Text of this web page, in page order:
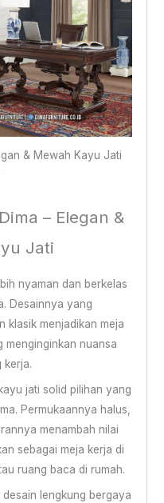
& Mewah Kayu Jati
– Elegan &
Jati
nyaman dan berkelas
Desainnya yang
klasik menjadikan meja
menginginkan nuansa
kerja.
jati solid pilihan yang
Permukaannya halus,
menambah nilai
sebagai meja kerja di
ruang baca di rumah.
lengkung bergaya